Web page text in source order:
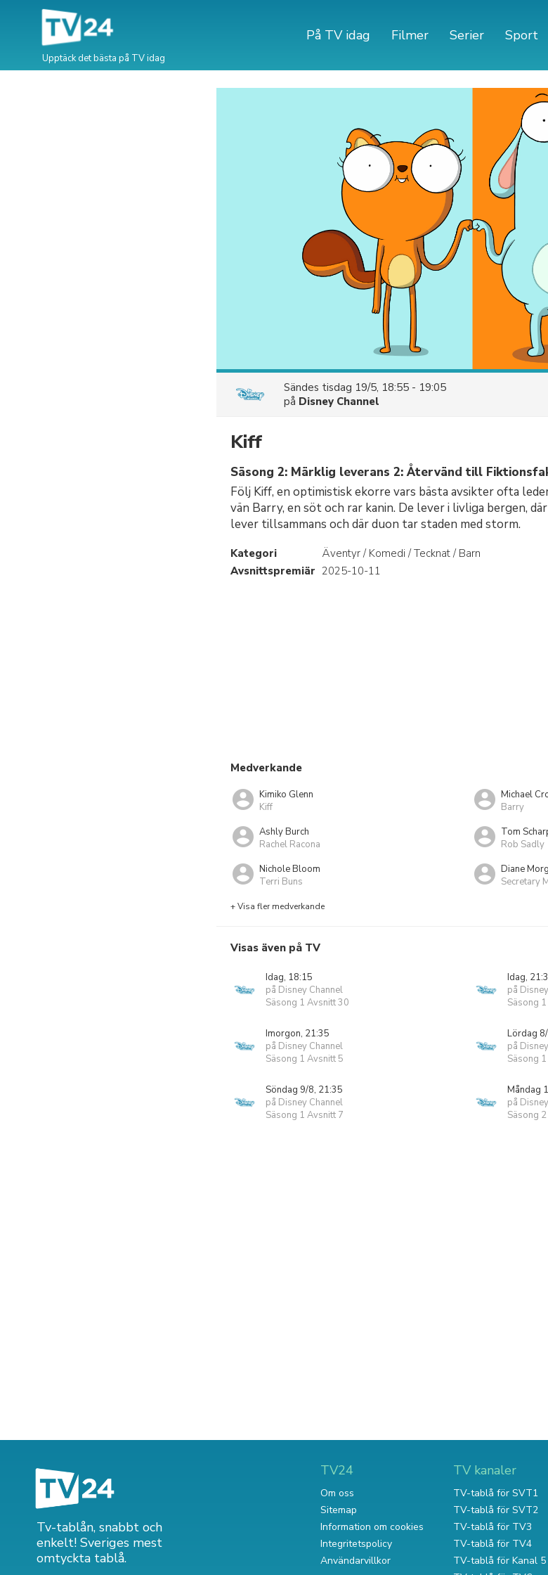
Upptäck det bästa på TV idag
På TV idag Filmer Serier Sport
Sändes tisdag 19/5, 18:55 - 19:05
på Disney Channel
Kiff
Säsong 2: Märklig leverans 2: Återvänd till
Följ Kiff, en optimistisk ekorre vars bästa avsikter ofta
vän Barry, en söt och rar kanin. De lever i livliga bergen,
lever tillsammans och där duon tar staden med storm.
Kategori
Äventyr / Komedi / Tecknat / Barn
Avsnittspremiär 2025-10-11
Medverkande
Kimiko Glenn
Kiff
Michael
Barry
Ashly Burch
Rachel Racona
Tom
Rob Sadly
Nichole Bloom
Terri Buns
Diane
Secretary
+ Visa fler medverkande
Visas även på TV
Idag, 18:15
på Disney Channel
Säsong 1 Avsnitt 30
Idag,
på
Säsong
Imorgon, 21:35
på Disney Channel
Säsong 1 Avsnitt 5
Lördag
på
Säsong
Söndag 9/8, 21:35
på Disney Channel
Säsong 1 Avsnitt 7
Måndag
på
Säsong
Tv-tablån, snabbt och
enkelt! Sveriges mest
omtyckta tablå.
TV24
Om oss
Sitemap
Information om cookies
Integritetspolicy
Användarvillkor
TV kanaler
TV-tablå för SVT1
TV-tablå för SVT2
TV-tablå för TV3
TV-tablå för TV4
TV-tablå för Kanal 5